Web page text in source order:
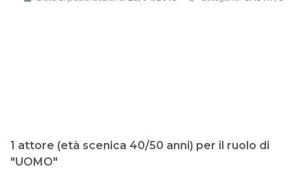
1 attore (età scenica 40/50 anni) per il ruolo di
"UOMO"